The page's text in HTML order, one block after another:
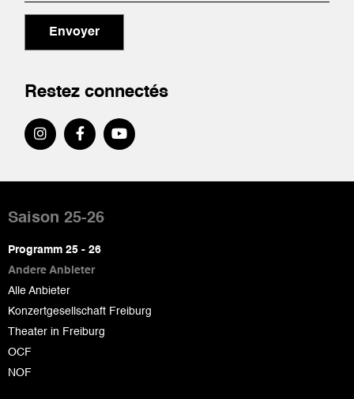
Envoyer
Restez connectés
de
page
Saison 25-26
Programm 25 - 26
Andere Anbieter
Alle Anbieter
Konzertgesellschaft Freiburg
Theater in Freiburg
OCF
NOF